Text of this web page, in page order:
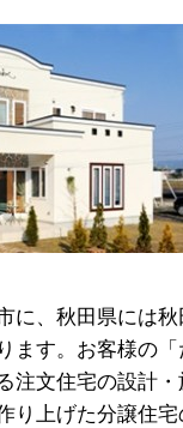
に、秋田県には秋
ます。お客様の
注文住宅の設計
り上げた分譲住